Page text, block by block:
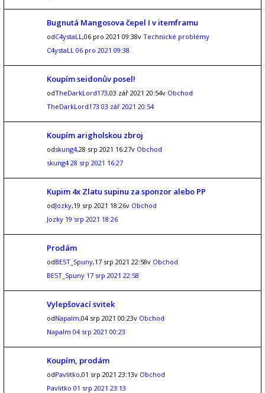
Bugnutá Mangosova čepel I v itemframu
odC4ystaLL,06 pro 2021 09:38v Technické problémy
C4ystaLL 06 pro 2021 09:38
Koupím seidonův posel!
odTheDarkLord173,03 zář 2021 20:54v Obchod
TheDarkLord173 03 zář 2021 20:54
Koupím arigholskou zbroj
odskung4,28 srp 2021 16:27v Obchod
skung4 28 srp 2021 16:27
Kupim 4x Zlatu supinu za sponzor alebo PP
odJozky,19 srp 2021 18:26v Obchod
Jozky 19 srp 2021 18:26
Prodám
odBE5T_Spuny,17 srp 2021 22:58v Obchod
BE5T_Spuny 17 srp 2021 22:58
Vylepšovací svitek
odNapalm,04 srp 2021 00:23v Obchod
Napalm 04 srp 2021 00:23
Koupím, prodám
odPavlitko,01 srp 2021 23:13v Obchod
Pavlitko 01 srp 2021 23:13